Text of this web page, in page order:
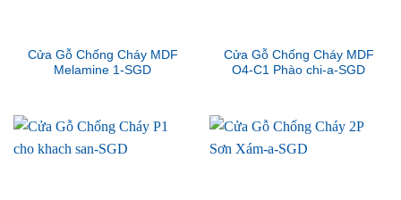
Cửa Gỗ Chống Cháy MDF
Melamine 1-SGD
Cửa Gỗ Chống Cháy MDF
O4-C1 Phào chi-a-SGD